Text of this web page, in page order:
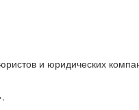
и юридических